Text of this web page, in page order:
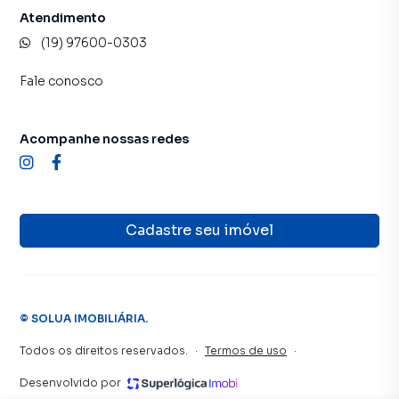
Atendimento
(19) 97600-0303
Fale conosco
Cadastre seu imóvel
Acompanhe nossas redes
© SOLUA IMOBILIÁRIA.
Todos os direitos reservados. · Termos de uso ·
Desenvolvido por